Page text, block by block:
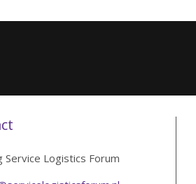
Service Logistics Forum